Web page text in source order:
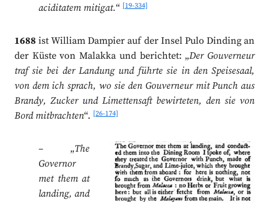
aciditatem mitigat.“[19-334]
1688 ist William Dampier auf der Insel Pulo Dinding an
der Küste von Malakka und berichtet: „Der Gouverneur
traf sie bei der Landung und führte sie in den Speisesaal,
von dem ich sprach, wo sie den Gouverneur mit Punch aus
Brandy, Zucker und Limettensaft bewirteten, den sie von
Bord mitbrachten“.[26-174]
– „The
Governor
met them at
landing, and